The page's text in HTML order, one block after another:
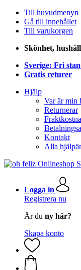
Till huvudmenyn
Gå till innehållet
Till varukorgen
Skönhet,
Sverige: Fri
Gratis returer
Hjälp
Var är min
Returnerar
Kontakt
Alla
Logga in
Registrera nu
Är du ny här?
Skapa konto